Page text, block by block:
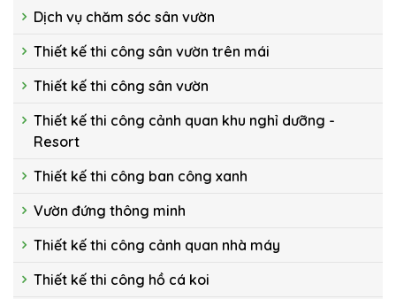
Dịch vụ chăm sóc sân vườn
Thiết kế thi công sân vườn trên mái
Thiết kế thi công sân vườn
Thiết kế thi công cảnh quan khu nghỉ dưỡng -
Resort
Thiết kế thi công ban công xanh
Vườn đứng thông minh
Thiết kế thi công cảnh quan nhà máy
Thiết kế thi công hồ cá koi